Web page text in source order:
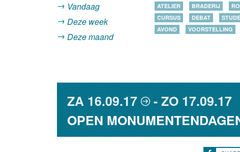
Vandaag
Deze week
Deze maand
ATELIER BRADERIJ
CURSUS
DEBAT
AVOND
VOORSTELLING
ZA16.09.17 ZO17.09.17
OPEN